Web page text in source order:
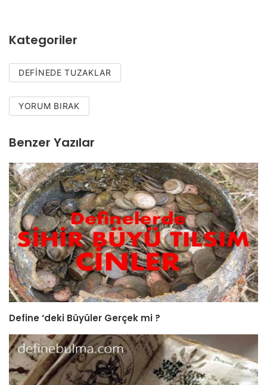
Kategoriler
DEFINEDE TUZAKLAR
YORUM BIRAK
Benzer Yazılar
Define ‘deki Büyüler Gerçek mi ?